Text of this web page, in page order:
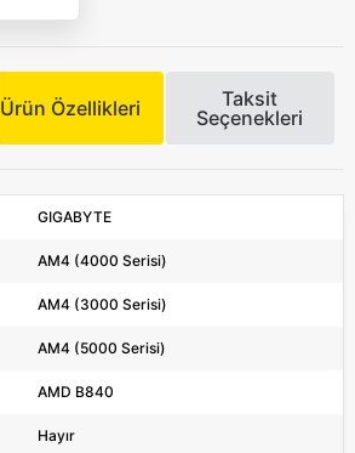
Ürün Özellikleri
Taksit
Seçenekleri
GIGABYTE
AM4 (4000 Serisi)
AM4 (3000 Serisi)
AM4 (5000 Serisi)
AMD B840
Hayır